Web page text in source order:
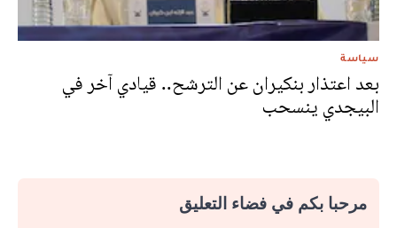
سياسة
بعد اعتذار بنكيران عن الترشح.. قيادي آخر في
البيجدي ينسحب
مرحبا بكم في فضاء التعليق